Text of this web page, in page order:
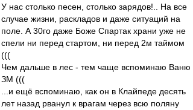
У нас столько песен, столько зарядов!.. На все
случае жизни, раскладов и даже ситуаций на
поле. А 30го даже Боже Спартак храни уже не
спели ни перед стартом, ни перед 2м таймом
(((
Чем дальше в лес - тем чаще вспоминаю Ваню
ЗМ (((
...и ещё вспоминаю, как он в Клайпеде десять
лет назад рванул к врагам через всю поляну